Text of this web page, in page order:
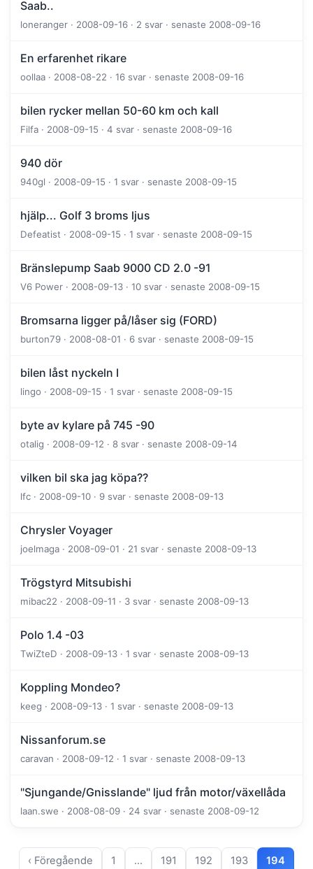
Saab..
loneranger · 2008-09-16 · 2 svar · senaste 2008-09-16
En erfarenhet rikare
oollaa · 2008-08-22 · 16 svar · senaste 2008-09-16
bilen rycker mellan 50-60 km och kall
Filfa · 2008-09-15 · 4 svar · senaste 2008-09-16
940 dör
940gl · 2008-09-15 · 1 svar · senaste 2008-09-15
hjälp... Golf 3 broms ljus
Defeatist · 2008-09-15 · 1 svar · senaste 2008-09-15
Bränslepump Saab 9000 CD 2.0 -91
V6 Power · 2008-09-13 · 10 svar · senaste 2008-09-15
Bromsarna ligger på/låser sig (FORD)
burton79 · 2008-08-01 · 6 svar · senaste 2008-09-15
bilen låst nyckeln I
lingo · 2008-09-15 · 1 svar · senaste 2008-09-15
byte av kylare på 745 -90
otalig · 2008-09-12 · 8 svar · senaste 2008-09-14
vilken bil ska jag köpa??
lfc · 2008-09-10 · 9 svar · senaste 2008-09-13
Chrysler Voyager
joelmaga · 2008-09-01 · 21 svar · senaste 2008-09-13
Trögstyrd Mitsubishi
mibac22 · 2008-09-11 · 3 svar · senaste 2008-09-13
Polo 1.4 -03
TwiZteD · 2008-09-13 · 1 svar · senaste 2008-09-13
Koppling Mondeo?
keeg · 2008-09-13 · 1 svar · senaste 2008-09-13
Nissanforum.se
caravan · 2008-09-12 · 1 svar · senaste 2008-09-13
"Sjungande/Gnisslande" ljud från motor/växellåda
laan.swe · 2008-08-09 · 24 svar · senaste 2008-09-12
‹ Föregående 1 … 191 192 193 194